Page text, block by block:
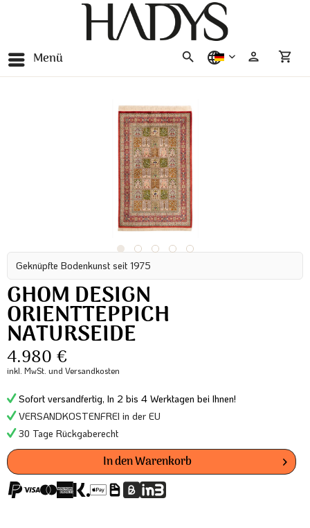
Menü deutsch
Geknüpfte Bodenkunst seit 1975
GHOM DESIGN
ORIENTTEPPICH
NATURSEIDE
4.980 €
inkl. MwSt. und Versandkosten
Sofort versandfertig, In 2 bis 4 Werktagen bei Ihnen!
VERSANDKOSTENFREI in der EU
30 Tage Rückgaberecht
In denWarenkorb